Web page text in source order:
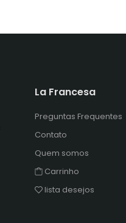
La Francesa
Preguntas Frequentes
Contato
Quem somos
Carrinho
lista desejos